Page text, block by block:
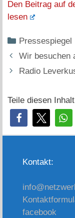
Den Beitrag auf
lesen
Kategorien
Pressespiegel
Wir besuchen
Radio
Teile diesen
Kontakt:
facebook